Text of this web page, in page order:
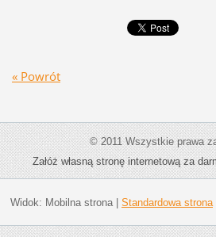
« Powrót
© 2011 Wszystkie prawa
Załóż własną stronę internetową za
Widok: Mobilna strona| Standardowa strona